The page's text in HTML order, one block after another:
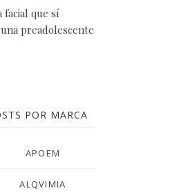
facial que sí
preadolescente
POR MARCA
APOEM
ALQVIMIA